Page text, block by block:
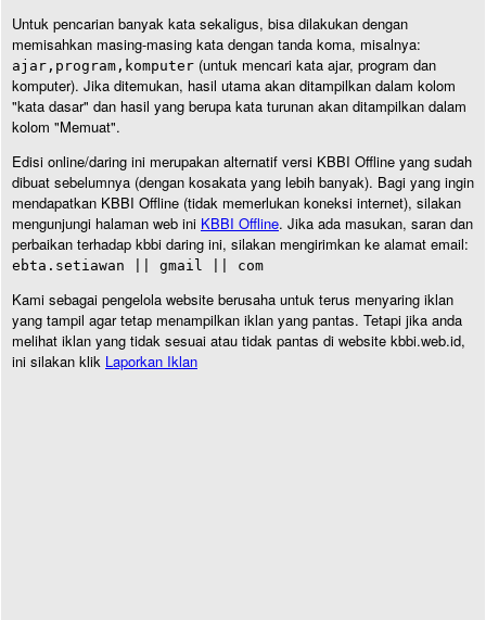
Untuk pencarian banyak kata sekaligus, bisa dilakukan dengan
memisahkan masing-masing kata dengan tanda koma, misalnya:
ajar,program,komputer (untuk mencari kata ajar, program dan
komputer). Jika ditemukan, hasil utama akan ditampilkan dalam kolom
"kata dasar" dan hasil yang berupa kata turunan akan ditampilkan dalam
kolom "Memuat".
Edisi online/daring ini merupakan alternatif versi KBBI Offline yang sudah
dibuat sebelumnya (dengan kosakata yang lebih banyak). Bagi yang ingin
mendapatkan KBBI Offline (tidak memerlukan koneksi internet), silakan
mengunjungi halaman web ini KBBI Offline. Jika ada masukan, saran dan
perbaikan terhadap kbbi daring ini, silakan mengirimkan ke alamat email:
ebta.setiawan || gmail || com
Kami sebagai pengelola website berusaha untuk terus menyaring iklan
yang tampil agar tetap menampilkan iklan yang pantas. Tetapi jika anda
melihat iklan yang tidak sesuai atau tidak pantas di website kbbi.web.id,
ini silakan klik Laporkan Iklan